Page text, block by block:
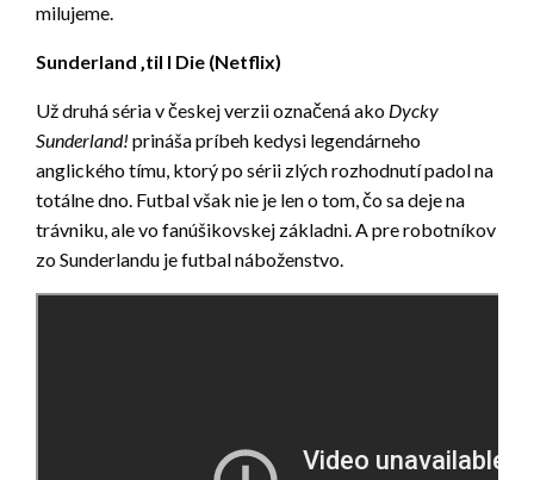
milujeme.
Sunderland ‚til I Die (Netflix)
Už druhá séria v českej verzii označená ako Dycky
Sunderland! prináša príbeh kedysi legendárneho
anglického tímu, ktorý po sérii zlých rozhodnutí padol na
totálne dno. Futbal však nie je len o tom, čo sa deje na
trávniku, ale vo fanúšikovskej základni. A pre robotníkov
zo Sunderlandu je futbal náboženstvo.